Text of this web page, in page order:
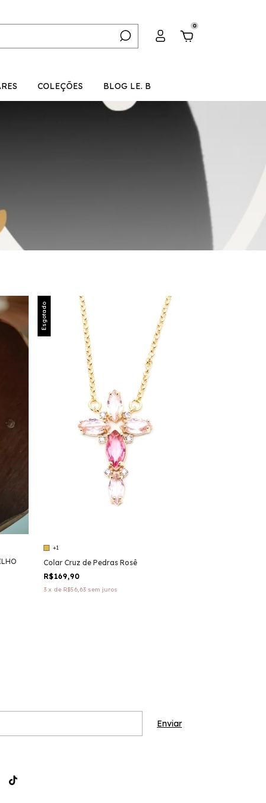
0
COLEÇÕES BLOG LE. B
Esgotado
+1
Colar Cruz de Pedras Rosê
R$169,90
3 x de R$56,63 sem juros